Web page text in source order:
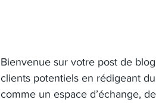
Bienvenue sur votre post de
clients potentiels en rédigeant
comme un espace d’échange,